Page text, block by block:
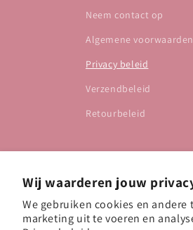
Wij waarderen jouw
We gebruiken cookies en
marketing uit te voeren en
Neem contact op
Algemene voorwaarden
Privacy beleid
Verzendbeleid
Retourbeleid